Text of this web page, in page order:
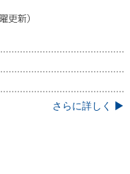
さらに詳しく ▶